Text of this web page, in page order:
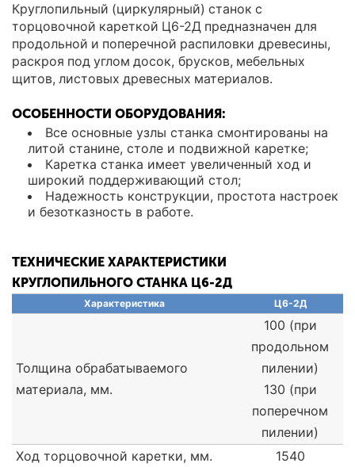
Круглопильный (циркулярный) станок с
торцовочной кареткой Ц6-2Д предназначен для
продольной и поперечной распиловки древесины,
раскроя под углом досок, брусков, мебельных
щитов, листовых древесных материалов.
ОСОБЕННОСТИ ОБОРУДОВАНИЯ:
Все основные узлы станка смонтированы на
литой станине, столе и подвижной каретке;
Каретка станка имеет увеличенный ход и
широкий поддерживающий стол;
Надежность конструкции, простота настроек
и безотказность в работе.
ТЕХНИЧЕСКИЕ ХАРАКТЕРИСТИКИ
КРУГЛОПИЛЬНОГО СТАНКА Ц6-2Д
Характеристика Ц6-2Д
Толщина обрабатываемого
материала, мм.
100 (при
продольном
пилении)
130 (при
поперечном
пилении)
Ход торцовочной каретки, мм.
1540